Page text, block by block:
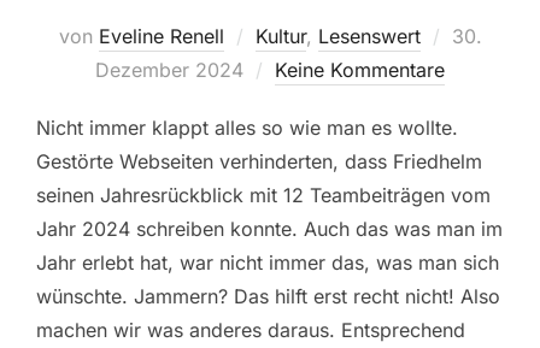
von Eveline Renell Kultur, Lesenswert
30.
Dezember 2024
Keine Kommentare
Nicht immer klappt alles so wie man es wollte.
Gestörte Webseiten verhinderten, dass Friedhelm
seinen Jahresrückblick mit 12 Teambeiträgen vom
Jahr 2024 schreiben konnte. Auch das was man im
Jahr erlebt hat, war nicht immer das, was man sich
wünschte. Jammern? Das hilft erst recht nicht! Also
machen wir was anderes daraus. Entsprechend